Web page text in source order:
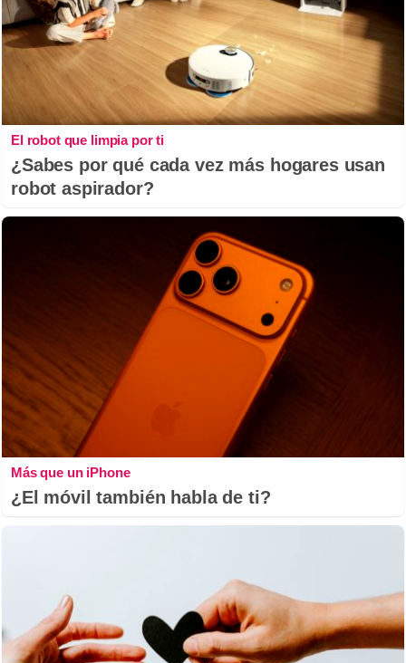
El robot que limpia por ti
¿Sabes por qué cada vez más hogares usan
robot aspirador?
Más que un iPhone
¿El móvil también habla de ti?